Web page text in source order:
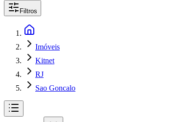
Filtros
Imóveis
Kitnet
RJ
Sao Goncalo